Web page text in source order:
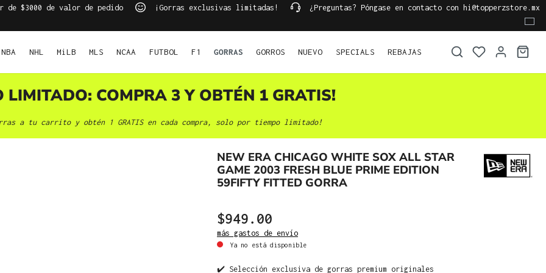
$3000 de valor de pedido ¡Gorras exclusivas limitadas! ¿Preguntas? Póngase en contacto con hi@topperzstore.mx
NBA NHL MiLB MLS NCAA FUTBOL F1 GORRAS GORROS NUEVO SPECIALS REBAJAS
LIMITADO: COMPRA 3 Y OBTÉN 1 GRATIS!
a tu carrito y obtén 1 GRATIS en cada compra, solo por tiempo limitado!
NEW ERA CHICAGO WHITE SOX ALL STAR
GAME 2003 FRESH BLUE PRIME EDITION
59FIFTY FITTED GORRA
$949.00
más gastos de envío
Ya no está disponible
✔️ Selección exclusiva de gorras premium originales